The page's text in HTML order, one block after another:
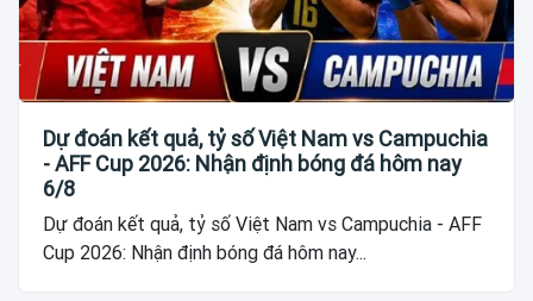
Dự đoán kết quả, tỷ số Việt Nam vs Campuchia
- AFF Cup 2026: Nhận định bóng đá hôm nay
6/8
Dự đoán kết quả, tỷ số Việt Nam vs Campuchia - AFF
Cup 2026: Nhận định bóng đá hôm nay...